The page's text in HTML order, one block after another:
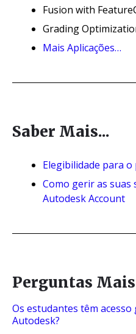
Fusion with
Grading
Mais Aplicações…
Saber Mais...
Elegibilidade para o
Como gerir as suas
Autodesk Account
Perguntas
Os estudantes têm
Autodesk?